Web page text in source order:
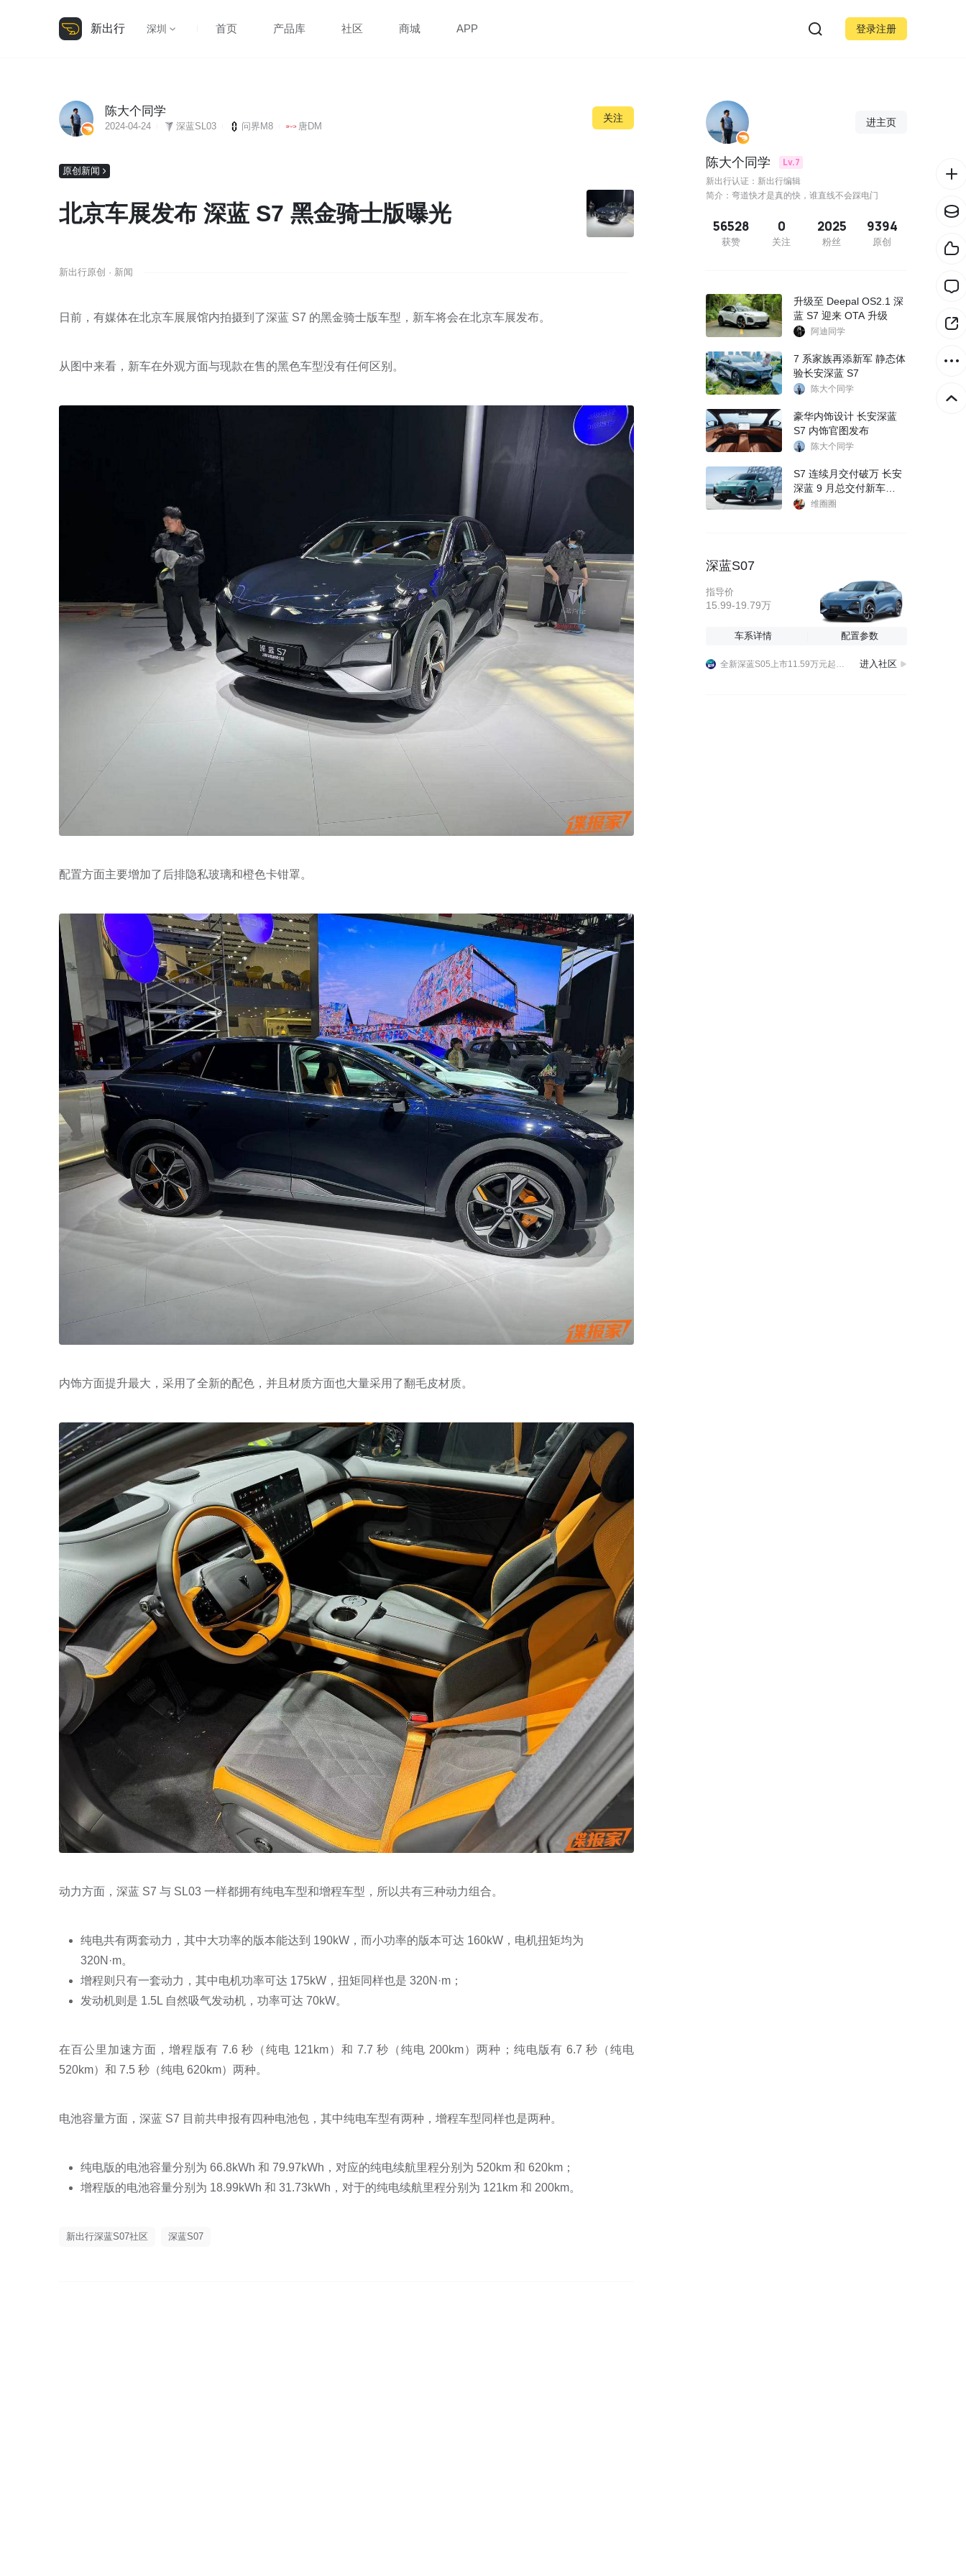
新出行 深圳 首页 产品库 社区 商城 APP 登录注册
陈大个同学
2024-04-24 深蓝SL03 问界M8 唐DM
关注
原创新闻
北京车展发布 深蓝 S7 黑金骑士版曝光
新出行原创 · 新闻
日前，有媒体在北京车展展馆内拍摄到了深蓝 S7 的黑金骑士版车型，新车将会在北京车展发布。
从图中来看，新车在外观方面与现款在售的黑色车型没有任何区别。
配置方面主要增加了后排隐私玻璃和橙色卡钳罩。
内饰方面提升最大，采用了全新的配色，并且材质方面也大量采用了翻毛皮材质。
动力方面，深蓝 S7 与 SL03 一样都拥有纯电车型和增程车型，所以共有三种动力组合。
纯电共有两套动力，其中大功率的版本能达到 190kW，而小功率的版本可达 160kW，电机扭矩均为
320N·m。
增程则只有一套动力，其中电机功率可达 175kW，扭矩同样也是 320N·m；
发动机则是 1.5L 自然吸气发动机，功率可达 70kW。
在百公里加速方面，增程版有 7.6 秒（纯电 121km）和 7.7 秒（纯电 200km）两种；纯电版有 6.7 秒（纯电
520km）和 7.5 秒（纯电 620km）两种。
电池容量方面，深蓝 S7 目前共申报有四种电池包，其中纯电车型有两种，增程车型同样也是两种。
纯电版的电池容量分别为 66.8kWh 和 79.97kWh，对应的纯电续航里程分别为 520km 和 620km；
增程版的电池容量分别为 18.99kWh 和 31.73kWh，对于的纯电续航里程分别为 121km 和 200km。
新出行深蓝S07社区 深蓝S07
进主页
陈大个同学 Lv.7
新出行认证：新出行编辑
简介：弯道快才是真的快，谁直线不会踩电门
56528
获赞
0
关注
2025
粉丝
9394
原创
升级至 Deepal OS2.1 深
蓝 S7 迎来 OTA 升级
阿迪同学
7 系家族再添新军 静态体
验长安深蓝 S7
陈大个同学
豪华内饰设计 长安深蓝
S7 内饰官图发布
陈大个同学
S7 连续月交付破万 长安
深蓝 9 月总交付新车
17,370 辆
维圈圈
深蓝S07
指导价
15.99-19.79万
车系详情 配置参数
进入社区